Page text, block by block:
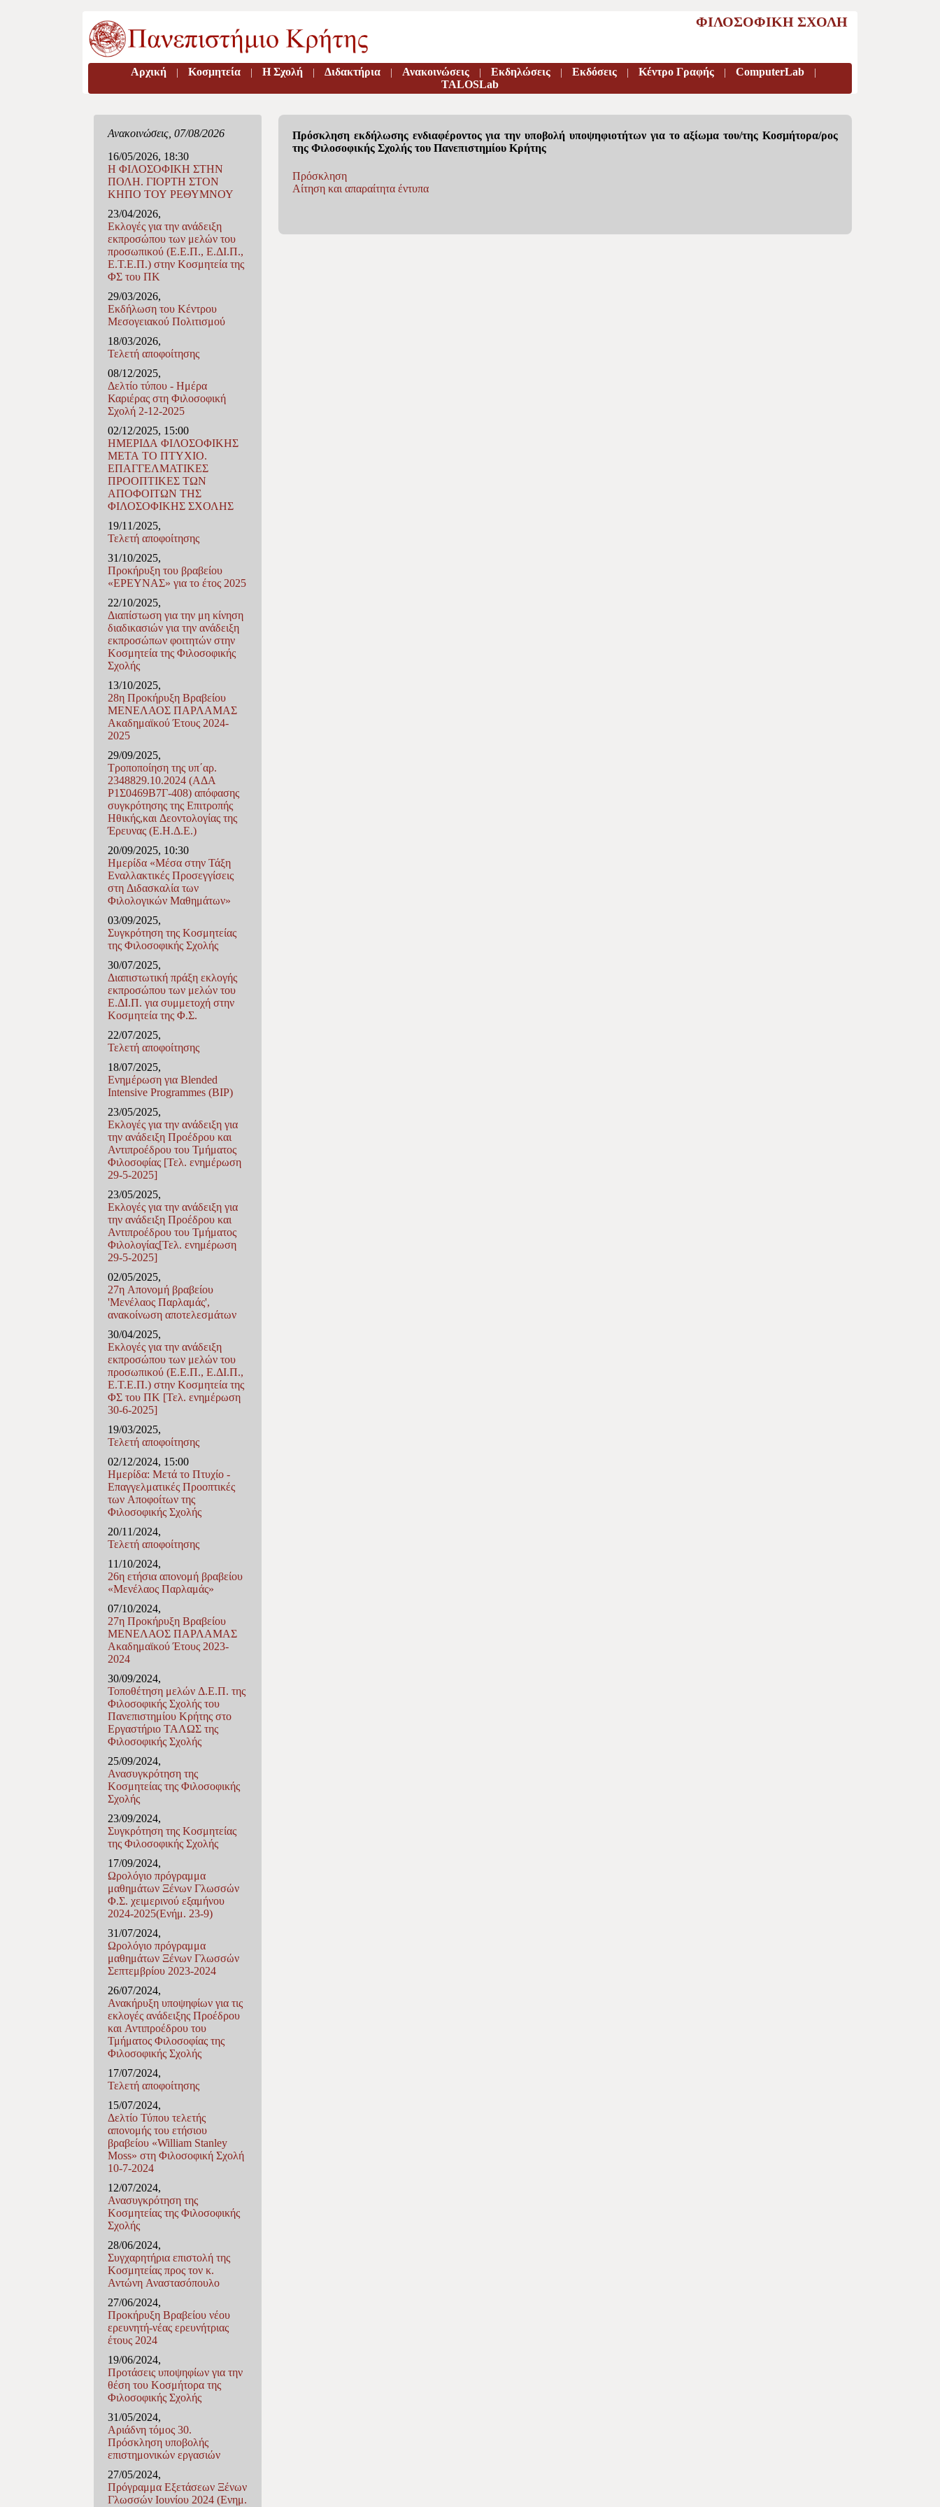
ΦΙΛΟΣΟΦΙΚΗ ΣΧΟΛΗ
Αρχική Κοσμητεία H Σχολή Διδακτήρια Ανακοινώσεις Εκδηλώσεις Εκδόσεις Κέντρο Γραφής ComputerLab
TALOSLab
Ανακοινώσεις, 07/08/2026
16/05/2026, 18:30
Η ΦΙΛΟΣΟΦΙΚΗ ΣΤΗΝ
ΠΟΛΗ. ΓΙΟΡΤΗ ΣΤΟΝ
ΚΗΠΟ ΤΟΥ ΡΕΘΥΜΝΟΥ
23/04/2026,
Εκλογές για την ανάδειξη
εκπροσώπου των μελών του
προσωπικού (Ε.Ε.Π., Ε.ΔΙ.Π.,
Ε.Τ.Ε.Π.) στην Κοσμητεία της
ΦΣ του ΠΚ
29/03/2026,
Eκδήλωση του Κέντρου
Μεσογειακού Πολιτισμού
18/03/2026,
Τελετή αποφοίτησης
08/12/2025,
Δελτίο τύπου - Ημέρα
Καριέρας στη Φιλοσοφική
Σχολή 2-12-2025
02/12/2025, 15:00
ΗΜΕΡΙΔΑ ΦΙΛΟΣΟΦΙΚΗΣ
ΜΕΤΑ ΤΟ ΠΤΥΧΙΟ.
ΕΠΑΓΓΕΛΜΑΤΙΚΕΣ
ΠΡΟΟΠΤΙΚΕΣ ΤΩΝ
ΑΠΟΦΟΙΤΩΝ ΤΗΣ
ΦΙΛΟΣΟΦΙΚΗΣ ΣΧΟΛΗΣ
19/11/2025,
Τελετή αποφοίτησης
31/10/2025,
Προκήρυξη του βραβείου
«ΕΡΕΥΝΑΣ» για το έτος 2025
22/10/2025,
Διαπίστωση για την μη κίνηση
διαδικασιών για την ανάδειξη
εκπροσώπων φοιτητών στην
Κοσμητεία της Φιλοσοφικής
Σχολής
13/10/2025,
28η Προκήρυξη Βραβείου
ΜΕΝΕΛΑΟΣ ΠΑΡΛΑΜΑΣ
Ακαδημαϊκού Έτους 2024-
2025
29/09/2025,
Τροποποίηση της υπ΄αρ.
2348829.10.2024 (ΑΔΑ
Ρ1Σ0469Β7Γ-408) απόφασης
συγκρότησης της Επιτροπής
Ηθικής,και Δεοντολογίας της
Έρευνας (Ε.Η.Δ.Ε.)
20/09/2025, 10:30
Ημερίδα «Μέσα στην Τάξη
Εναλλακτικές Προσεγγίσεις
στη Διδασκαλία των
Φιλολογικών Μαθημάτων»
03/09/2025,
Συγκρότηση της Κοσμητείας
της Φιλοσοφικής Σχολής
30/07/2025,
Διαπιστωτική πράξη εκλογής
εκπροσώπου των μελών του
Ε.ΔΙ.Π. για συμμετοχή στην
Κοσμητεία της Φ.Σ.
22/07/2025,
Τελετή αποφοίτησης
18/07/2025,
Ενημέρωση για Blended
Intensive Programmes (BIP)
23/05/2025,
Εκλογές για την ανάδειξη για
την ανάδειξη Προέδρου και
Αντιπροέδρου του Τμήματος
Φιλοσοφίας [Τελ. ενημέρωση
29-5-2025]
23/05/2025,
Εκλογές για την ανάδειξη για
την ανάδειξη Προέδρου και
Αντιπροέδρου του Τμήματος
Φιλολογίας[Τελ. ενημέρωση
29-5-2025]
02/05/2025,
27η Απονομή βραβείου
'Μενέλαος Παρλαμάς',
ανακοίνωση αποτελεσμάτων
30/04/2025,
Εκλογές για την ανάδειξη
εκπροσώπου των μελών του
προσωπικού (Ε.Ε.Π., Ε.ΔΙ.Π.,
Ε.Τ.Ε.Π.) στην Κοσμητεία της
ΦΣ του ΠΚ [Τελ. ενημέρωση
30-6-2025]
19/03/2025,
Τελετή αποφοίτησης
02/12/2024, 15:00
Ημερίδα: Μετά το Πτυχίο -
Επαγγελματικές Προοπτικές
των Αποφοίτων της
Φιλοσοφικής Σχολής
20/11/2024,
Τελετή αποφοίτησης
11/10/2024,
26η ετήσια απονομή βραβείου
«Μενέλαος Παρλαμάς»
07/10/2024,
27η Προκήρυξη Βραβείου
ΜΕΝΕΛΑΟΣ ΠΑΡΛΑΜΑΣ
Ακαδημαϊκού Έτους 2023-
2024
30/09/2024,
Τοποθέτηση μελών Δ.Ε.Π. της
Φιλοσοφικής Σχολής του
Πανεπιστημίου Κρήτης στο
Εργαστήριο ΤΑΛΩΣ της
Φιλοσοφικής Σχολής
25/09/2024,
Ανασυγκρότηση της
Κοσμητείας της Φιλοσοφικής
Σχολής
23/09/2024,
Συγκρότηση της Κοσμητείας
της Φιλοσοφικής Σχολής
17/09/2024,
Ωρολόγιο πρόγραμμα
μαθημάτων Ξένων Γλωσσών
Φ.Σ. χειμερινού εξαμήνου
2024-2025(Ενήμ. 23-9)
31/07/2024,
Ωρολόγιο πρόγραμμα
μαθημάτων Ξένων Γλωσσών
Σεπτεμβρίου 2023-2024
26/07/2024,
Ανακήρυξη υποψηφίων για τις
εκλογές ανάδειξης Προέδρου
και Αντιπροέδρου του
Τμήματος Φιλοσοφίας της
Φιλοσοφικής Σχολής
17/07/2024,
Τελετή αποφοίτησης
15/07/2024,
Δελτίο Τύπου τελετής
απονομής του ετήσιου
βραβείου «William Stanley
Moss» στη Φιλοσοφική Σχολή
10-7-2024
12/07/2024,
Ανασυγκρότηση της
Κοσμητείας της Φιλοσοφικής
Σχολής
28/06/2024,
Συγχαρητήρια επιστολή της
Κοσμητείας προς τον κ.
Αντώνη Αναστασόπουλο
27/06/2024,
Προκήρυξη Βραβείου νέου
ερευνητή-νέας ερευνήτριας
έτους 2024
19/06/2024,
Προτάσεις υποψηφίων για την
θέση του Κοσμήτορα της
Φιλοσοφικής Σχολής
31/05/2024,
Αριάδνη τόμος 30.
Πρόσκληση υποβολής
επιστημονικών εργασιών
27/05/2024,
Πρόγραμμα Εξετάσεων Ξένων
Γλωσσών Ιουνίου 2024 (Ενημ.
Πρόσκληση εκδήλωσης ενδιαφέροντος για την υποβολή υποψηφιοτήτων για το αξίωμα του/της Κοσμήτορα/ρος
της Φιλοσοφικής Σχολής του Πανεπιστημίου Κρήτης
Πρόσκληση
Αίτηση και απαραίτητα έντυπα